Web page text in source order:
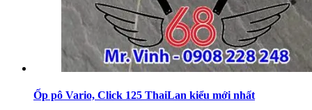
Ốp pô Vario, Click 125 ThaiLan kiểu mới nhất